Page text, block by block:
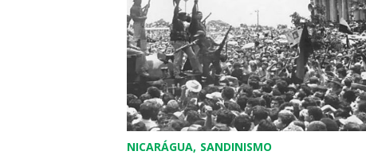
NICARÁGUA SANDINISMO